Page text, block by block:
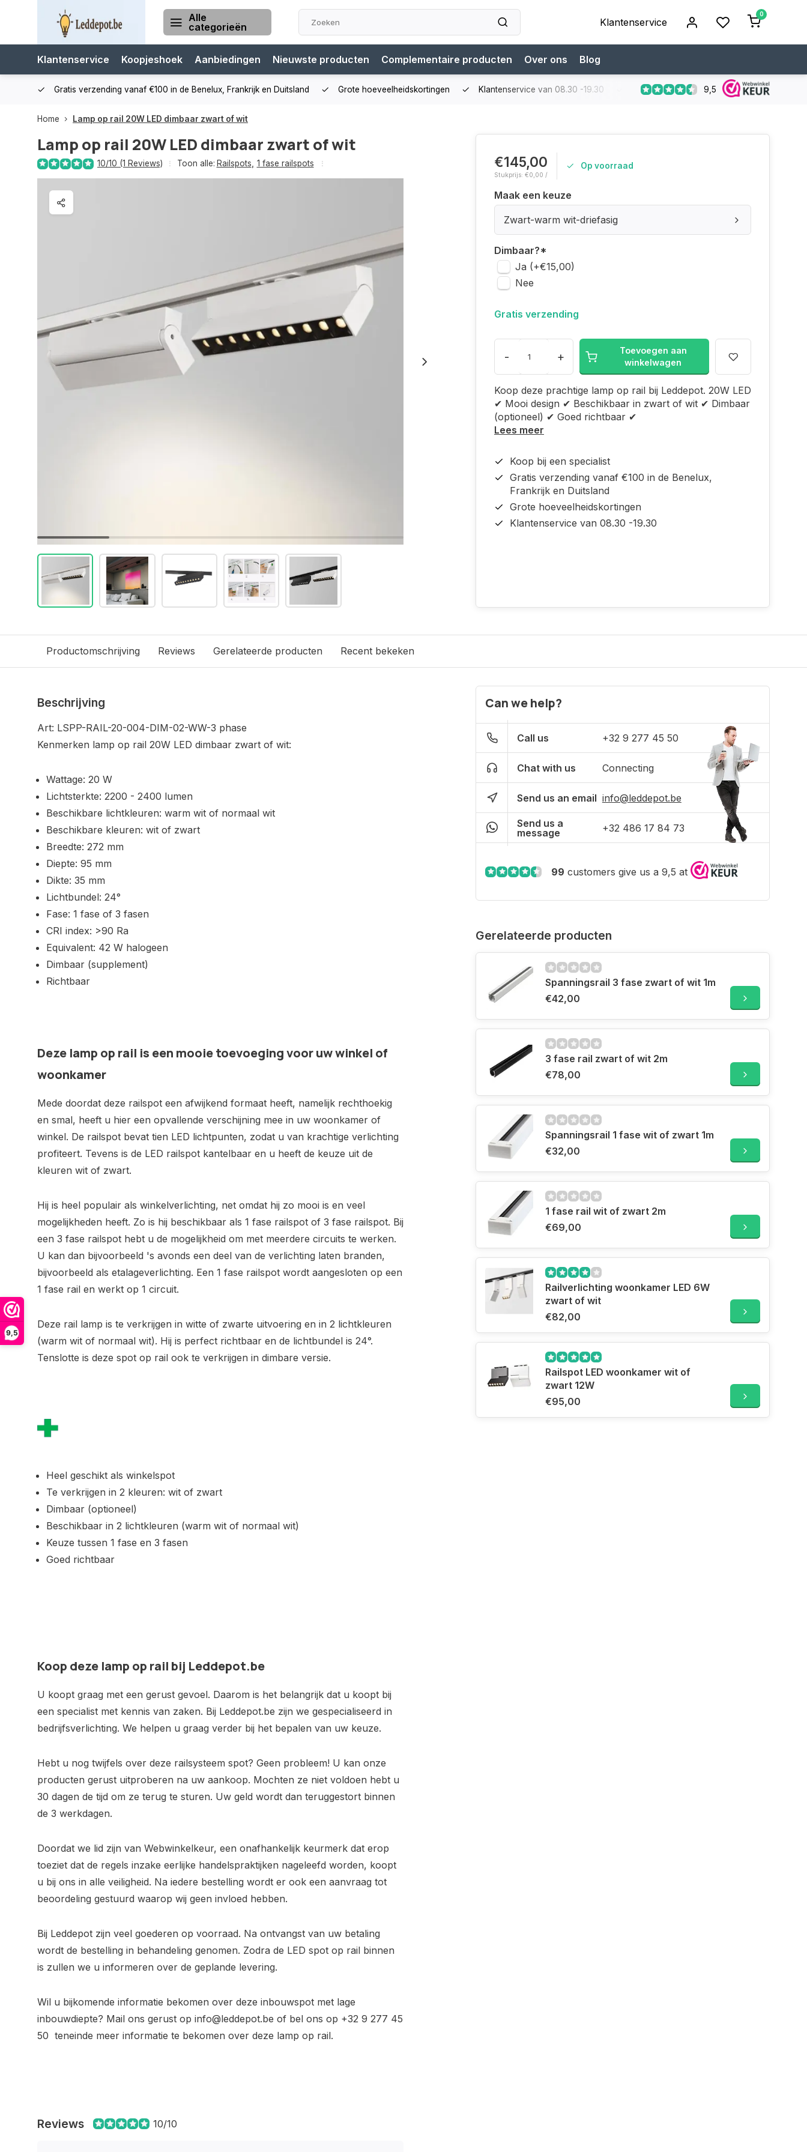
9,5
Alle
categorieën
Klantenservice
0
Klantenservice Koopjeshoek Aanbiedingen Nieuwste producten Complementaire producten Over ons Blog
Gratis verzending vanaf €100 in de Benelux, Frankrijk en Duitsland Grote hoeveelheidskortingen Klantenservice van 08.30 -19.30 Koop bij een specialist Gratis
9,5
Home Lamp op rail 20W LED dimbaar zwart of wit
Lamp op rail 20W LED dimbaar zwart of wit
10/10 (1 Reviews) Toon alle: Railspots 1 fase railspots €145,00
Stukprijs: €0,00 /
Op voorraad
Maak een keuze
Zwart-warm wit-driefasig
Dimbaar?*
Ja (+€15,00)
Nee
Gratis verzending
- +
Toevoegen aan
winkelwagen
Koop deze prachtige lamp op rail bij Leddepot. 20W LED
✔ Mooi design ✔ Beschikbaar in zwart of wit ✔ Dimbaar
(optioneel) ✔ Goed richtbaar ✔
Lees meer
Koop bij een specialist
Gratis verzending vanaf €100 in de Benelux,
Frankrijk en Duitsland
Grote hoeveelheidskortingen
Klantenservice van 08.30 -19.30
Productomschrijving Reviews Gerelateerde producten Recent bekeken
Beschrijving
Art: LSPP-RAIL-20-004-DIM-02-WW-3 phase
Kenmerken lamp op rail 20W LED dimbaar zwart of wit:
Wattage: 20 W
Lichtsterkte: 2200 - 2400 lumen
Beschikbare lichtkleuren: warm wit of normaal wit
Beschikbare kleuren: wit of zwart
Breedte: 272 mm
Diepte: 95 mm
Dikte: 35 mm
Lichtbundel: 24°
Fase: 1 fase of 3 fasen
CRI index: >90 Ra
Equivalent: 42 W halogeen
Dimbaar (supplement)
Richtbaar
Deze lamp op rail is een mooie toevoeging voor uw winkel of
woonkamer
Mede doordat deze railspot een afwijkend formaat heeft, namelijk rechthoekig
en smal, heeft u hier een opvallende verschijning mee in uw woonkamer of
winkel. De railspot bevat tien LED lichtpunten, zodat u van krachtige verlichting
profiteert. Tevens is de LED railspot kantelbaar en u heeft de keuze uit de
kleuren wit of zwart.
Hij is heel populair als winkelverlichting, net omdat hij zo mooi is en veel
mogelijkheden heeft. Zo is hij beschikbaar als 1 fase railspot of 3 fase railspot. Bij
een 3 fase railspot hebt u de mogelijkheid om met meerdere circuits te werken.
U kan dan bijvoorbeeld 's avonds een deel van de verlichting laten branden,
bijvoorbeeld als etalageverlichting. Een 1 fase railspot wordt aangesloten op een
1 fase rail en werkt op 1 circuit.
Deze rail lamp is te verkrijgen in witte of zwarte uitvoering en in 2 lichtkleuren
(warm wit of normaal wit). Hij is perfect richtbaar en de lichtbundel is 24°.
Tenslotte is deze spot op rail ook te verkrijgen in dimbare versie.
Heel geschikt als winkelspot
Te verkrijgen in 2 kleuren: wit of zwart
Dimbaar (optioneel)
Beschikbaar in 2 lichtkleuren (warm wit of normaal wit)
Keuze tussen 1 fase en 3 fasen
Goed richtbaar
Koop deze lamp op rail bij Leddepot.be
U koopt graag met een gerust gevoel. Daarom is het belangrijk dat u koopt bij
een specialist met kennis van zaken. Bij Leddepot.be zijn we gespecialiseerd in
bedrijfsverlichting. We helpen u graag verder bij het bepalen van uw keuze.
Hebt u nog twijfels over deze railsysteem spot? Geen probleem! U kan onze
producten gerust uitproberen na uw aankoop. Mochten ze niet voldoen hebt u
30 dagen de tijd om ze terug te sturen. Uw geld wordt dan teruggestort binnen
de 3 werkdagen.
Doordat we lid zijn van Webwinkelkeur, een onafhankelijk keurmerk dat erop
toeziet dat de regels inzake eerlijke handelspraktijken nageleefd worden, koopt
u bij ons in alle veiligheid. Na iedere bestelling wordt er ook een aanvraag tot
beoordeling gestuurd waarop wij geen invloed hebben.
Bij Leddepot zijn veel goederen op voorraad. Na ontvangst van uw betaling
wordt de bestelling in behandeling genomen. Zodra de LED spot op rail binnen
is zullen we u informeren over de geplande levering.
Wil u bijkomende informatie bekomen over deze inbouwspot met lage
inbouwdiepte? Mail ons gerust op info@leddepot.be of bel ons op +32 9 277 45
50 teneinde meer informatie te bekomen over deze lamp op rail.
Reviews 10/10
Can we help?
Call us +32 9 277 45 50
Chat with us Connecting
Send us an email info@leddepot.be
Send us a
message
+32 486 17 84 73
99 customers give us a 9,5 at
Gerelateerde producten
Spanningsrail 3 fase zwart of wit 1m
€42,00
3 fase rail zwart of wit 2m
€78,00
Spanningsrail 1 fase wit of zwart 1m
€32,00
1 fase rail wit of zwart 2m
€69,00
Railverlichting woonkamer LED 6W
zwart of wit
€82,00
Railspot LED woonkamer wit of
zwart 12W
€95,00